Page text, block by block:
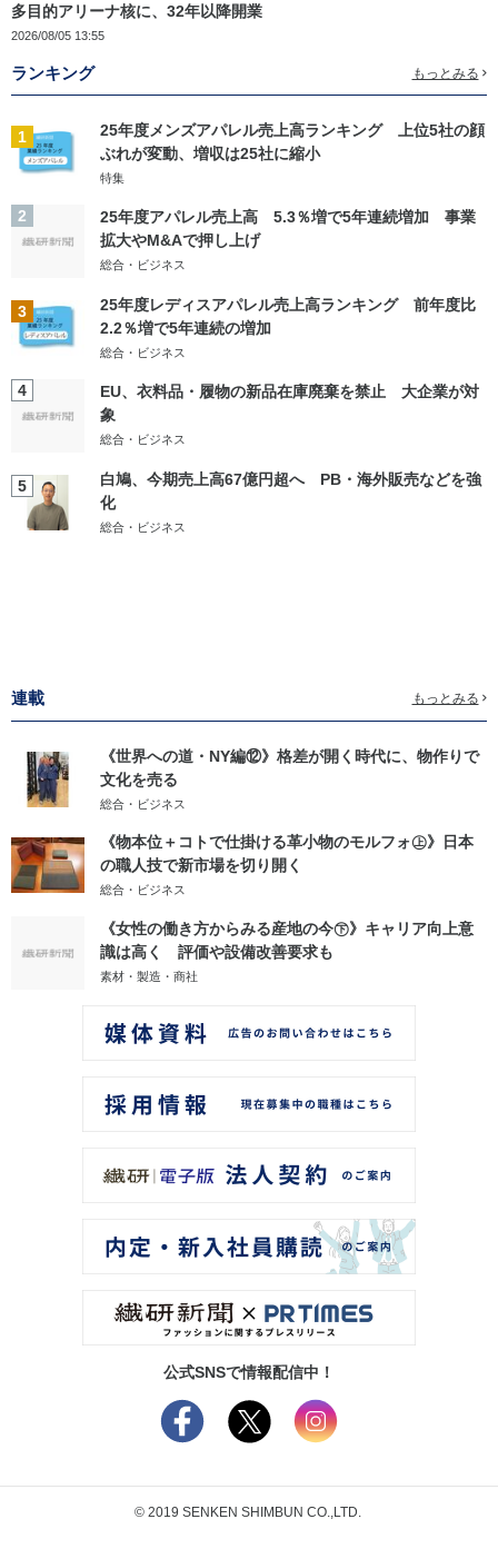
多目的アリーナ核に、32年以降開業
2026/08/05 13:55
ランキング もっとみる
1
25年度メンズアパレル売上高ランキング 上位5社の顔
ぶれが変動、増収は25社に縮小
特集
2
25年度アパレル売上高 5.3％増で5年連続増加 事業
拡大やM&Aで押し上げ
総合・ビジネス
3
25年度レディスアパレル売上高ランキング 前年度比
2.2％増で5年連続の増加
総合・ビジネス
4
EU、衣料品・履物の新品在庫廃棄を禁止 大企業が対
象
総合・ビジネス
5
白鳩、今期売上高67億円超へ PB・海外販売などを強
化
総合・ビジネス
連載 もっとみる
《世界への道・NY編⑫》格差が開く時代に、物作りで
文化を売る
総合・ビジネス
《物本位＋コトで仕掛ける革小物のモルフォ㊤》日本
の職人技で新市場を切り開く
総合・ビジネス
《女性の働き方からみる産地の今㊦》キャリア向上意
識は高く 評価や設備改善要求も
素材・製造・商社
公式SNSで情報配信中！
© 2019 SENKEN SHIMBUN CO.,LTD.